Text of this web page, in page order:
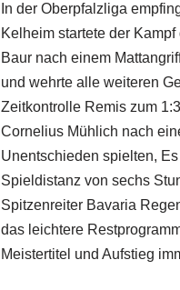
In der Oberpfalzliga
Kelheim startete der
Baur nach einem
und wehrte alle weiteren
Zeitkontrolle Remis zum
Cornelius Mühlich nach
Unentschieden spielten,
Spieldistanz von sechs
Spitzenreiter Bavaria
das leichtere
Meistertitel und Aufstieg